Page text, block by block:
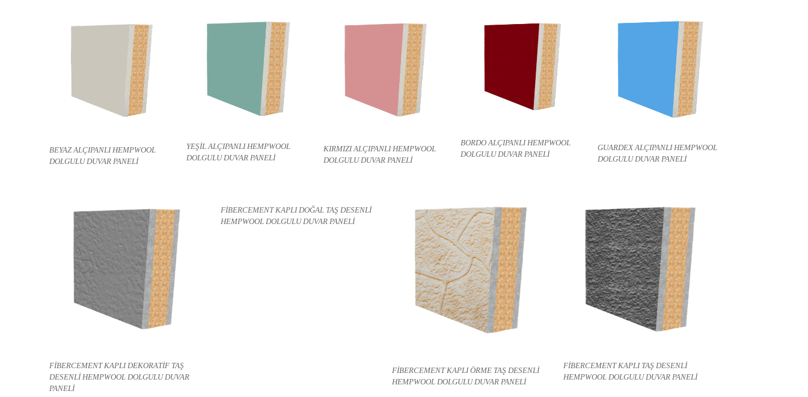
a
r
BEYAZ ALÇIPANLI HEMPWOOL
DOLGULU DUVAR PANELİ
YEŞİL ALÇIPANLI HEMPWOOL
DOLGULU DUVAR PANELİ
KIRMIZI ALÇIPANLI HEMPWOOL
DOLGULU DUVAR PANELİ
BORDO ALÇIPANLI HEMPWOOL
DOLGULU DUVAR PANELİ
GUARDEX ALÇIPANLI HEMPWOOL
DOLGULU DUVAR PANELİ
FİBERCEMENT KAPLI DEKORATİF TAŞ
DESENLİ HEMPWOOL DOLGULU DUVAR
PANELİ
FİBERCEMENT KAPLI DOĞAL TAŞ DESENLİ
HEMPWOOL DOLGULU DUVAR PANELİ
FİBERCEMENT KAPLI ÖRME TAŞ DESENLİ
HEMPWOOL DOLGULU DUVAR PANELİ
FİBERCEMENT KAPLI TAŞ DESENLİ
HEMPWOOL DOLGULU DUVAR PANELİ